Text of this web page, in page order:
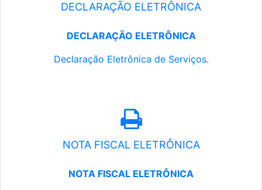
DECLARAÇÃO ELETRÔNICA
DECLARAÇÃO ELETRÔNICA
Declaração Eletrônica de Serviços.
NOTA FISCAL ELETRÔNICA
NOTA FISCAL ELETRÔNICA